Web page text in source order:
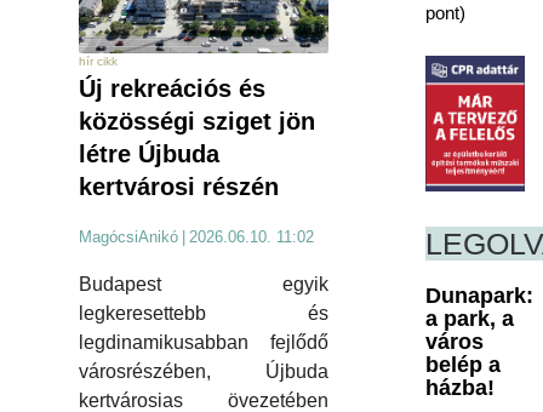
hír cikk
Új rekreációs és
közösségi sziget jön
létre Újbuda
kertvárosi részén
MagócsiAnikó 2026.06.10. 11:02
Budapest egyik
legkeresettebb és
legdinamikusabban fejlődő
városrészében, Újbuda
kertvárosias övezetében
pont)
Dunapark:
a park, a
város
belép a
házba!